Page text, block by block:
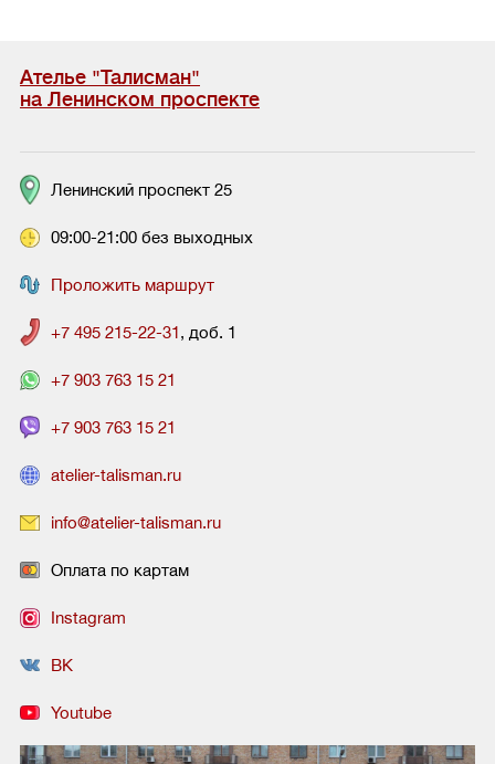
Ателье "Талисман"
на Ленинском проспекте
Ленинский проспект 25
09:00-21:00 без выходных
Проложить маршрут
+7 495 215-22-31, доб. 1
+7 903 763 15 21
+7 903 763 15 21
atelier-talisman.ru
info@atelier-talisman.ru
Оплата по картам
Instagram
ВК
Youtube